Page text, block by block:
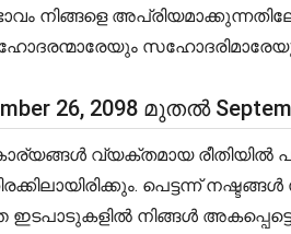
നിങ്ങളെ
26, 2098 മുതൽ
കാര്യങ്ങൾ വ്യക്തമായ
പെട്ടന്ന്
നിങ്ങൾ